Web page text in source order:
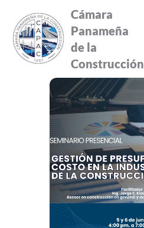
contenido
Cámara
Panameña
de la
Construcción